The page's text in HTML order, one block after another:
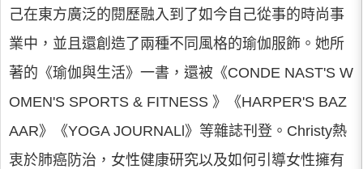
己在東方廣泛的閱歷融入到了如今自己從事的時尚事
業中，並且還創造了兩種不同風格的瑜伽服飾。她所
著的《瑜伽與生活》一書，還被《CONDE NAST'S W
OMEN'S SPORTS & FITNESS 》《HARPER'S BAZ
AAR》《YOGA JOURNALl》等雜誌刊登。Christy熱
衷於肺癌防治，女性健康研究以及如何引導女性擁有